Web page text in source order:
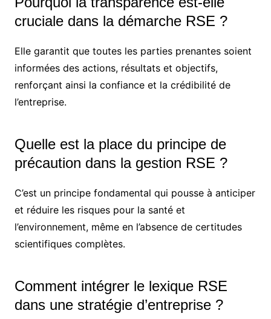
cruciale dans la démarche RSE ?
Elle garantit que toutes les parties prenantes soient
informées des actions, résultats et objectifs,
renforçant ainsi la confiance et la crédibilité de
l’entreprise.
Quelle est la place du principe de
précaution dans la gestion RSE ?
C’est un principe fondamental qui pousse à anticiper
et réduire les risques pour la santé et
l’environnement, même en l’absence de certitudes
scientifiques complètes.
Comment intégrer le lexique RSE
dans une stratégie d’entreprise ?